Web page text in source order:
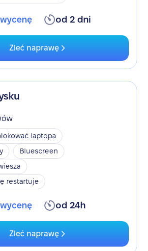
od 2 dni
Zleć naprawę
laptopa
Bluescreen
restartuje
od 24h
Zleć naprawę